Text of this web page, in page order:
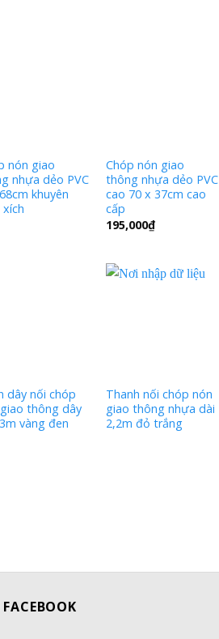
nón giao
nhựa dẻo PVC
khuyên
Chóp nón giao
thông nhựa dẻo PVC
cao 70 x 37cm cao
cấp
195,000₫
dây nối chóp
thông dây
vàng đen
Thanh nối chóp nón
giao thông nhựa dài
2,2m đỏ trắng